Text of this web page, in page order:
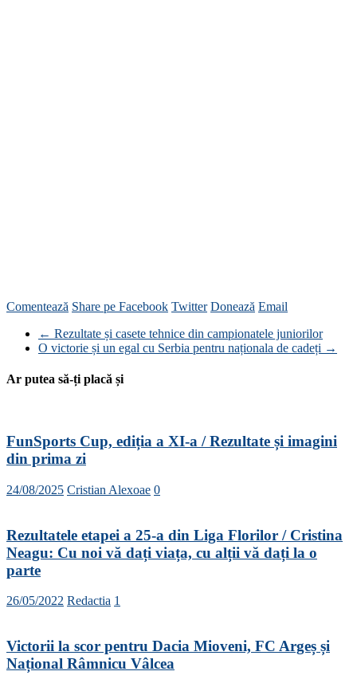
Comentează Share pe Facebook Twitter Donează Email
← Rezultate și casete tehnice din campionatele juniorilor
O victorie și un egal cu Serbia pentru naționala de cadeți →
Ar putea să-ți placă și
FunSports Cup, ediția a XI-a / Rezultate și imagini
din prima zi
24/08/2025 Cristian Alexoae 0
Rezultatele etapei a 25-a din Liga Florilor / Cristina
Neagu: Cu noi vă dați viața, cu alții vă dați la o
parte
26/05/2022 Redactia 1
Victorii la scor pentru Dacia Mioveni, FC Argeș și
Național Râmnicu Vâlcea